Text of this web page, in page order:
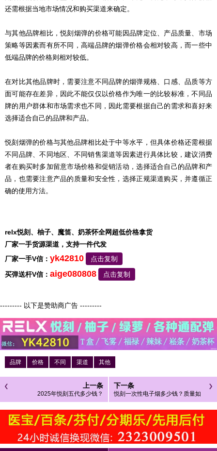
还需根据当地市场情况和购买渠道来确定。
与其他品牌相比，悦刻烟弹的价格可能因品牌定位、产品质量、市场
策略等因素而有所不同，高端品牌的烟弹价格会相对较高，而一些中
低端品牌的价格则相对较低。
在对比其他品牌时，需要注意不同品牌的烟弹规格、口感、品质等方
面可能存在差异，因此不能仅仅以价格作为唯一的比较标准，不同品
牌的用户群体和市场需求也不同，因此需要根据自己的需求和喜好来
选择适合自己的品牌和产品。
悦刻烟弹的价格与其他品牌相比处于中等水平，但具体价格还需根据
不同品牌、不同地区、不同销售渠道等因素进行具体比较，建议消费
者在购买时多加留意市场价格和促销活动，选择适合自己的品牌和产
品，也需要注意产品的质量和安全性，选择正规渠道购买，并遵循正
确的使用方法。
relx悦刻、柚子、魔笛、奶茶怀全网超低价格拿货
厂家一手货源渠道，支持一件代发
厂家一手V信： yk42810
点击复制
买弹送杆V信： aige080808 点击复制
--------- 以下是赞助商广告 ---------
品牌 价格 不同 渠道 其他
上一条
2025年悦刻五代多少钱？
下一条
悦刻一次性电子烟多少钱？质量如
何？